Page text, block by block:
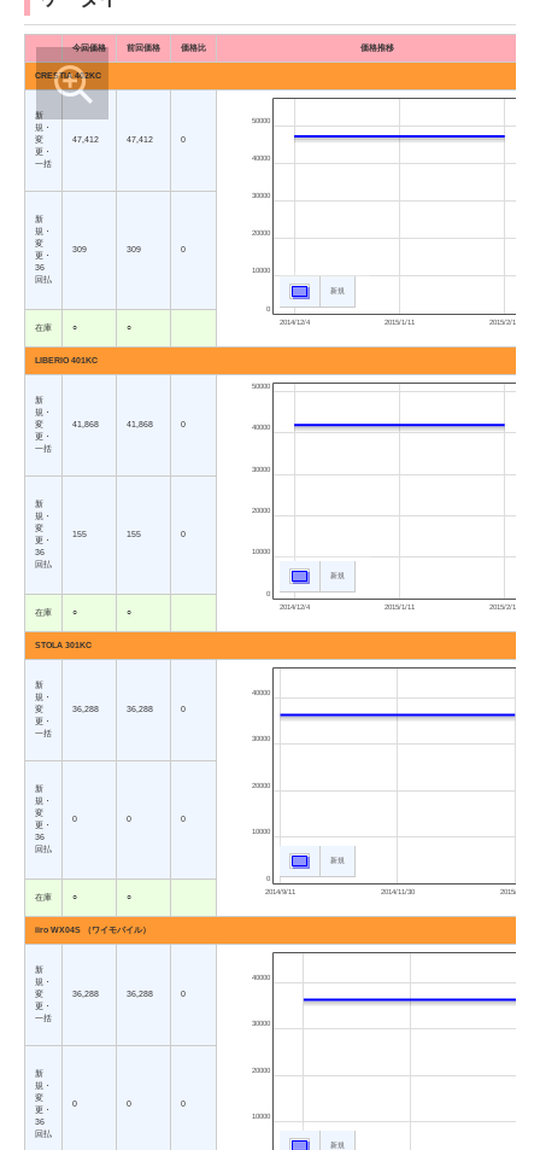
今回価格 前回価格 価格比 価格推移
CRESTIA 402KC
新
規・
変
更・
一括
47,412 47,412 0
2014/12/4 2015/1/11 2015/2/19
0
10000
20000
30000
40000
50000
新規
新
規・
変
更・
36
回払
309 309 0
在庫 ○ ○
LIBERIO 401KC
新
規・
変
更・
一括
41,868 41,868 0
2014/12/4 2015/1/11 2015/2/19
0
10000
20000
30000
40000
50000
新規
新
規・
変
更・
36
回払
155 155 0
在庫 ○ ○
STOLA 301KC
新
規・
変
更・
一括
36,288 36,288 0
2014/9/11 2014/11/30 2015/2/19
0
10000
20000
30000
40000
新規
新
規・
変
更・
36
回払
0 0 0
在庫 ○ ○
iiro WX04S （ワイモバイル）
新
規・
変
更・
一括
36,288 36,288 0
10000
20000
30000
40000
新規
新
規・
変
更・
36
回払
0 0 0